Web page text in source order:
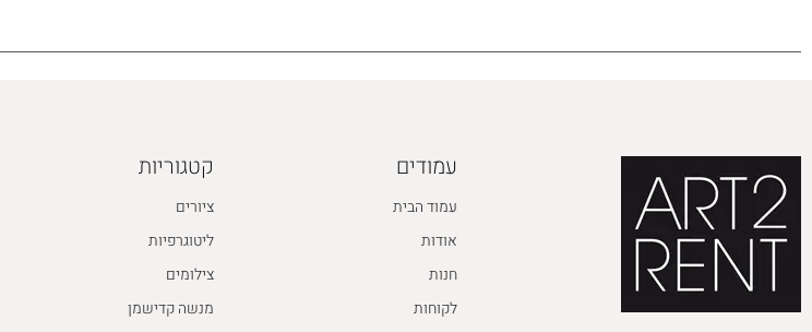
עמודים
עמוד הבית
אודות
חנות
לקוחות
קטגוריות
ציורים
ליטוגרפיות
צילומים
מנשה קדישמן